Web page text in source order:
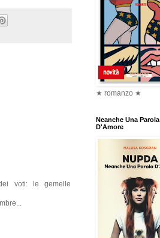
voti: le gemelle
★ romanzo ★
Neanche Una Parola
D'Amore